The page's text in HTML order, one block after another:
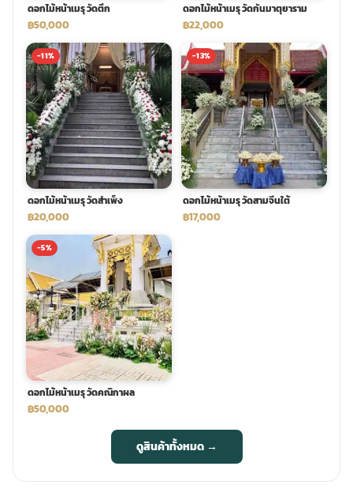
ดอกไม้หน้าเมรุ วัดตึก
฿50,000
ดอกไม้หน้าเมรุ วัดกันมาตุยาราม
฿22,000
-11%
ดอกไม้หน้าเมรุ วัดสำเพ็ง
฿20,000
-13%
ดอกไม้หน้าเมรุ วัดสามจีนใต้
฿17,000
-5%
ดอกไม้หน้าเมรุ วัดคณิกาผล
฿50,000
ดูสินค้าทั้งหมด →